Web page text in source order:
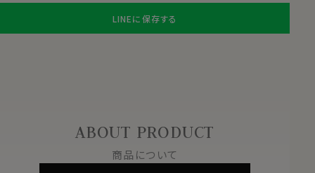
LINEに保存する
ABOUT PRODUCT
商品について